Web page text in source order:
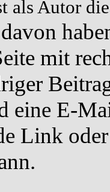
als Autor
mit
eine E-
Link